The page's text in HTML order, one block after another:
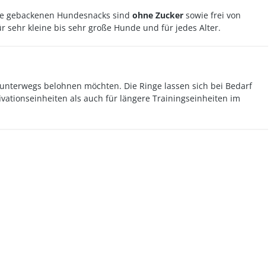
Hundesnacks sind ohne Zucker sowie frei von
sehr kleine bis sehr große Hunde und für jedes Alter.
belohnen möchten. Die Ringe lassen sich bei Bedarf
als auch für längere Trainingseinheiten im